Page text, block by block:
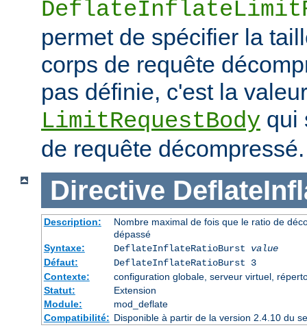
permet de spécifier la
corps de requête
pas définie, c'est la
LimitRequestBody qui
de requête décompressé.
Directive
Description:
Nombre maximal de fois que le ratio de
dépassé
Syntaxe:
DeflateInflateRatioBurst value
Défaut:
DeflateInflateRatioBurst 3
Contexte:
configuration globale, serveur virtuel,
Statut:
Extension
Module:
mod_deflate
Compatibilité: Disponible à partir de la version 2.4.10 du